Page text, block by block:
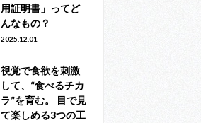
用証明書」ってど
んなもの？
2025.12.01
視覚で食欲を刺激
して、“食べるチカ
ラ”を育む。 目で見
て楽しめる3つの工